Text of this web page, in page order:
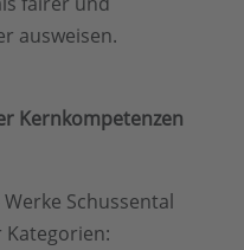
ausweisen.
Kernkompetenzen
Schussental
Kategorien: